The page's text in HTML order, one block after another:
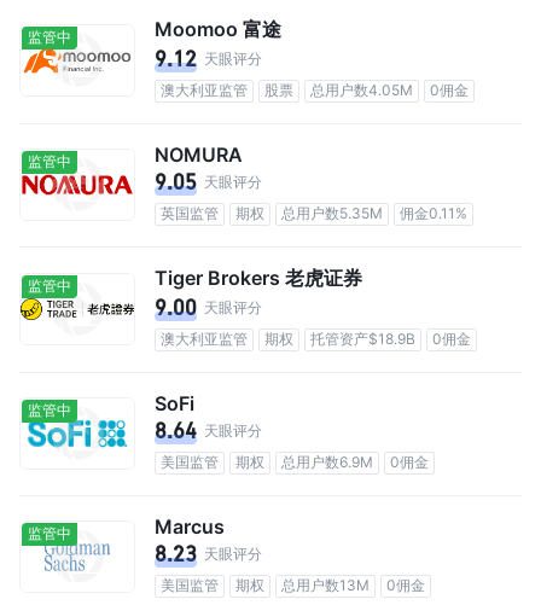
监管中 Moomoo 富途
9.12 天眼评分
澳大利亚监管
股票 总用户数4.05M 0佣金
监管中 NOMURA
9.05 天眼评分
英国监管
期权 总用户数5.35M 佣金0.11%
监管中 Tiger Brokers 老虎证券
9.00 天眼评分
澳大利亚监管
期权 托管资产$18.9B 0佣金
监管中 SoFi
8.64 天眼评分
美国监管
期权 总用户数6.9M 0佣金
监管中 Marcus
8.23 天眼评分
美国监管
期权 总用户数13M 0佣金